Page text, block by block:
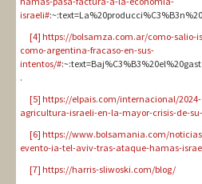
israeli#
[4] https://bolsamza.com.ar/como-salio-
como-argentina-fracaso-en-sus-
intentos/#
.
[5] https://elpais.com/internacional/
agricultura-israeli-en-la-mayor-crisis-de-
[6] https://www.bolsamania.com/
evento-ia-tel-aviv-tras-ataque-hamas-
[7] https://harris-sliwoski.com/blog/